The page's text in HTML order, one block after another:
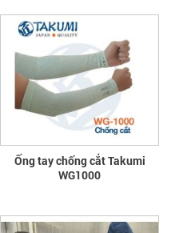
Ống tay chống cắt Takumi
WG1000